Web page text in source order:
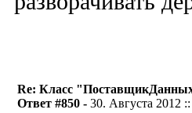
Re: Класс
Ответ #850 - 30. Августа 2012